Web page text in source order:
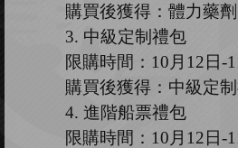
購買後獲得：體力藥劑
3. 中級定制禮包
限購時間： 10 月 12日-
購買後獲得：中級定
4. 進階船票禮包
限購時間： 10 月 12日-